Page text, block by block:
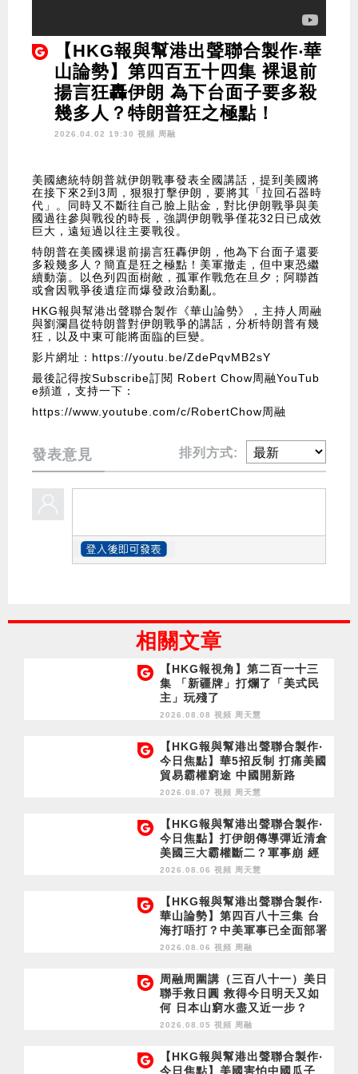
【HKG報與幫港出聲聯合製作‧華
山論勢】第四百五十四集 裸退前
揚言狂轟伊朗 為下台面子要多殺
幾多人？特朗普狂之極點！
2026.04.02 19:30 視頻 周融
美國總統特朗普就伊朗戰事發表全國講話，提到美國將
在接下來2到3周，狠狠打擊伊朗，要將其「拉回石器時
代」。同時又不斷往自己臉上貼金，對比伊朗戰爭與美
國過往參與戰役的時長，強調伊朗戰爭僅花32日已成效
巨大，遠短過以往主要戰役。
特朗普在美國裸退前揚言狂轟伊朗，他為下台面子還要
多殺幾多人？簡直是狂之極點！美軍撤走，但中東恐繼
續動蕩。以色列四面樹敵，孤軍作戰危在旦夕；阿聯酋
或會因戰爭後遺症而爆發政治動亂。
HKG報與幫港出聲聯合製作《華山論勢》，主持人周融
與劉瀾昌從特朗普對伊朗戰爭的講話，分析特朗普有幾
狂，以及中東可能將面臨的巨變。
影片網址： https://youtu.be/ZdePqvMB2sY
最後記得按Subscribe訂閱 Robert Chow周融YouTub
e頻道，支持一下：
https://www.youtube.com/c/RobertChow周融
發表意見 排列方式:
相關文章
【HKG報視角】第二百一十三
集 「新疆牌」打爛了「美式民
主」玩殘了
2026.08.08 視頻 周天慧
【HKG報與幫港出聲聯合製作‧
今日焦點】華5招反制 打痛美國
貿易霸權窮途 中國開新路
2026.08.07 視頻 周天慧
【HKG報與幫港出聲聯合製作‧
今日焦點】打伊朗傳導彈近清倉
美國三大霸權斷二？軍事崩 經
濟損
2026.08.06 視頻 周天慧
【HKG報與幫港出聲聯合製作‧
華山論勢】第四百八十三集 台
海打唔打？中美軍事已全面部署
2028年1月台灣選舉是臨界點？
2026.08.06 視頻 周融
周融周圍講（三百八十一）美日
聯手救日圓 救得今日明天又如
何 日本山窮水盡又近一步？
2026.08.05 視頻 周融
【HKG報與幫港出聲聯合製作‧
今日焦點】美國害怕中國瓜子